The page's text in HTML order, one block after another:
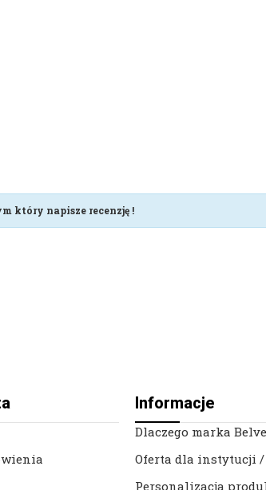
który napisze recenzję !
Informacje
Dlaczego marka
Oferta dla instytucji
Personalizacja